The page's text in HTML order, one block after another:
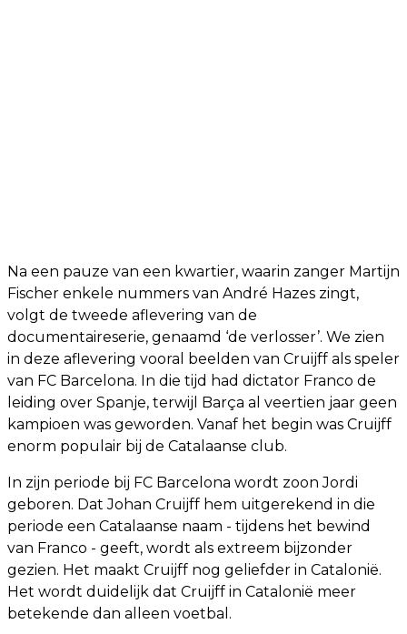
Na een pauze van een kwartier, waarin zanger Martijn
Fischer enkele nummers van André Hazes zingt,
volgt de tweede aflevering van de
documentaireserie, genaamd ‘de verlosser’. We zien
in deze aflevering vooral beelden van Cruijff als speler
van FC Barcelona. In die tijd had dictator Franco de
leiding over Spanje, terwijl Barça al veertien jaar geen
kampioen was geworden. Vanaf het begin was Cruijff
enorm populair bij de Catalaanse club.
In zijn periode bij FC Barcelona wordt zoon Jordi
geboren. Dat Johan Cruijff hem uitgerekend in die
periode een Catalaanse naam - tijdens het bewind
van Franco - geeft, wordt als extreem bijzonder
gezien. Het maakt Cruijff nog geliefder in Catalonië.
Het wordt duidelijk dat Cruijff in Catalonië meer
betekende dan alleen voetbal.